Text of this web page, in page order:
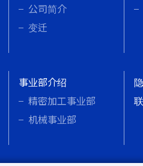
公司简介
变迁
事业部介绍
精密加工事业部
机械事业部